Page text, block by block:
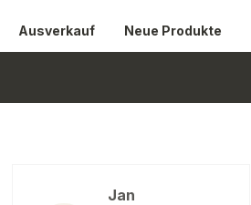
Ausverkauf Neue Produkte
Jan